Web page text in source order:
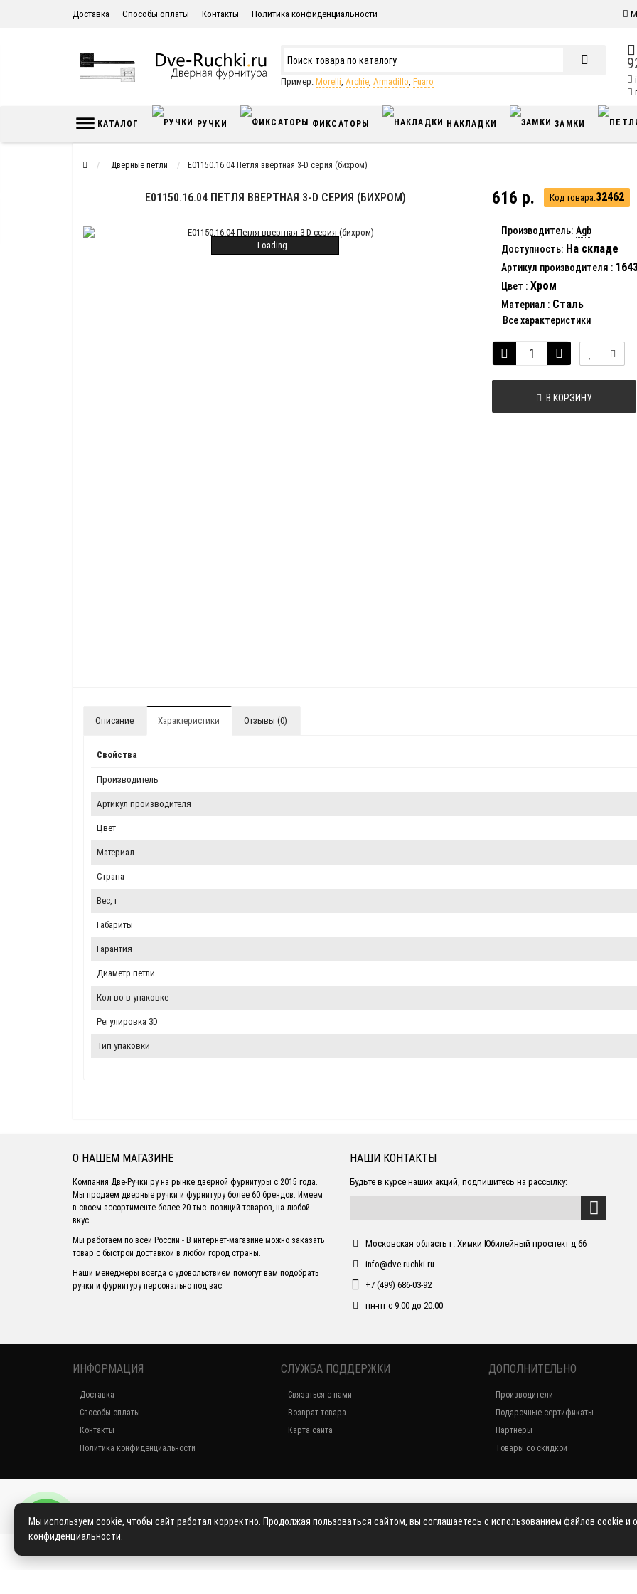
Доставка Способы оплаты Контакты Политика конфиденциальности
Пример: Morelli, Archie, Armadillo, Fuaro
КАТАЛОГ РУЧКИ ФИКСАТОРЫ НАКЛАДКИ ЗАМКИ
Дверные петли E01150.16.04 Петля ввертная 3-D серия (бихром)
E01150.16.04 ПЕТЛЯ ВВЕРТНАЯ 3-D СЕРИЯ (БИХРОМ)
Loading...
616 р. Код товара:32462
Производитель: Agb
Доступность: На складе
Артикул производителя :
Цвет : Хром
Материал : Сталь
Все характеристики
В КОРЗИНУ
Описание Характеристики Отзывы (0)
Свойства
Производитель
Артикул производителя
Цвет
Материал
Страна
Вес, г
Габариты
Гарантия
Диаметр петли
Кол-во в упаковке
Регулировка 3D
Тип упаковки
О НАШЕМ МАГАЗИНЕ
Компания Две-Ручки.ру на рынке дверной фурнитуры с 2015 года.
Мы продаем дверные ручки и фурнитуру более 60 брендов. Имеем
в своем ассортименте более 20 тыс. позиций товаров, на любой
вкус.
Мы работаем по всей России - В интернет-магазине можно заказать
товар с быстрой доставкой в любой город страны.
Наши менеджеры всегда с удовольствием помогут вам подобрать
ручки и фурнитуру персонально под вас.
НАШИ КОНТАКТЫ
Будьте в курсе наших акций, подпишитесь на рассылку:
Московская область г. Химки Юбилейный проспект д 66
info@dve-ruchki.ru
+7 (499) 686-03-92
пн-пт с 9:00 до 20:00
ИНФОРМАЦИЯ
Доставка
Способы оплаты
Контакты
Политика конфиденциальности
СЛУЖБА ПОДДЕРЖКИ
Связаться с нами
Возврат товара
Карта сайта
ДОПОЛНИТЕЛЬНО
Производители
Подарочные сертификаты
Партнёры
Товары со скидкой
Мы используем cookie, чтобы сайт работал корректно. Продолжая пользоваться сайтом, вы соглашаетесь с использованием файлов cookie и
конфиденциальности